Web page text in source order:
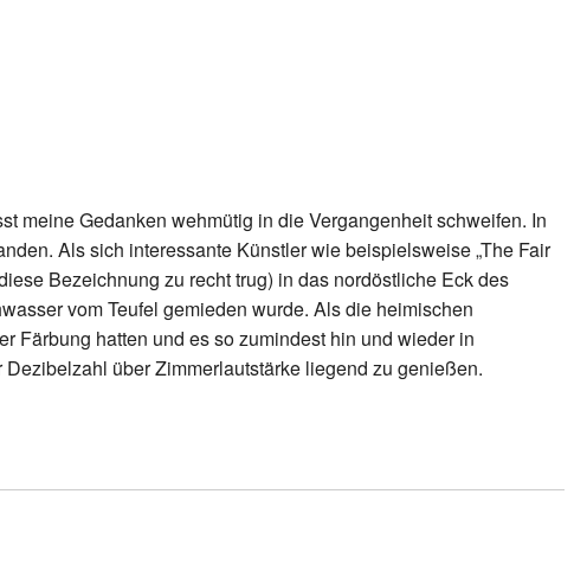
meine Gedanken wehmütig in die Vergangenheit schweifen. In
Als sich interessante Künstler wie beispielsweise „The Fair
Bezeichnung zu recht trug) in das nordöstliche Eck des
vom Teufel gemieden wurde. Als die heimischen
Färbung hatten und es so zumindest hin und wieder in
über Zimmerlautstärke liegend zu genießen.